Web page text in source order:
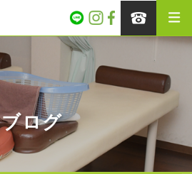
ブログ